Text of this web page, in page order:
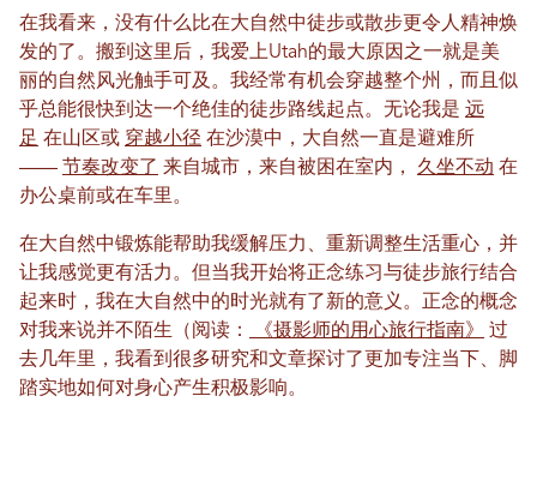
在我看来，没有什么比在大自然中徒步或散步更令人精神焕
发的了。搬到这里后，我爱上Utah的最大原因之一就是美
丽的自然风光触手可及。我经常有机会穿越整个州，而且似
乎总能很快到达一个绝佳的徒步路线起点。无论我是 远
足 在山区或 穿越小径 在沙漠中，大自然一直是避难所
—— 节奏改变了 来自城市，来自被困在室内， 久坐不动 在
办公桌前或在车里。
在大自然中锻炼能帮助我缓解压力、重新调整生活重心，并
让我感觉更有活力。但当我开始将正念练习与徒步旅行结合
起来时，我在大自然中的时光就有了新的意义。正念的概念
对我来说并不陌生（阅读：
《摄影师的用心旅行指南》
过
去几年里，我看到很多研究和文章探讨了更加专注当下、脚
踏实地如何对身心产生积极影响。